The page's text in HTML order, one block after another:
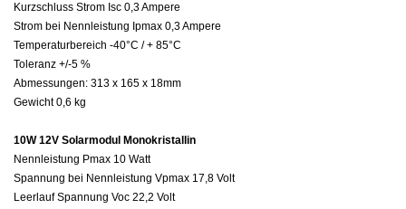
Kurzschluss Strom Isc 0,3 Ampere
Strom bei Nennleistung Ipmax 0,3 Ampere
Temperaturbereich -40°C / + 85°C
Toleranz +/-5 %
Abmessungen: 313 x 165 x 18mm
Gewicht 0,6 kg
10W 12V Solarmodul Monokristallin
Nennleistung Pmax 10 Watt
Spannung bei Nennleistung Vpmax 17,8 Volt
Leerlauf Spannung Voc 22,2 Volt